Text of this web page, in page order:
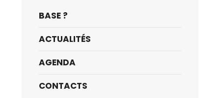
BASE ?
ACTUALITÉS
AGENDA
CONTACTS